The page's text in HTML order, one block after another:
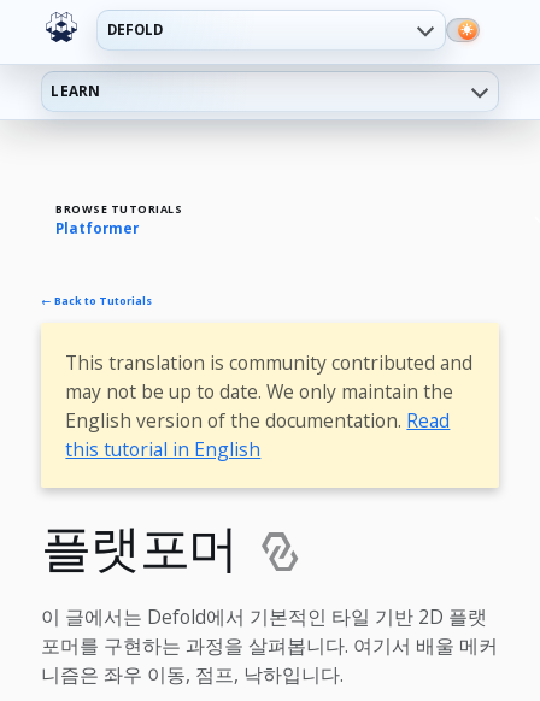
DEFOLD
LEARN
BROWSE TUTORIALS
Platformer
← Back to Tutorials
This translation is community contributed and
may not be up to date. We only maintain the
English version of the documentation. Read
this tutorial in English
플랫포머
이 글에서는 Defold에서 기본적인 타일 기반 2D 플랫
포머를 구현하는 과정을 살펴봅니다. 여기서 배울 메커
니즘은 좌우 이동, 점프, 낙하입니다.